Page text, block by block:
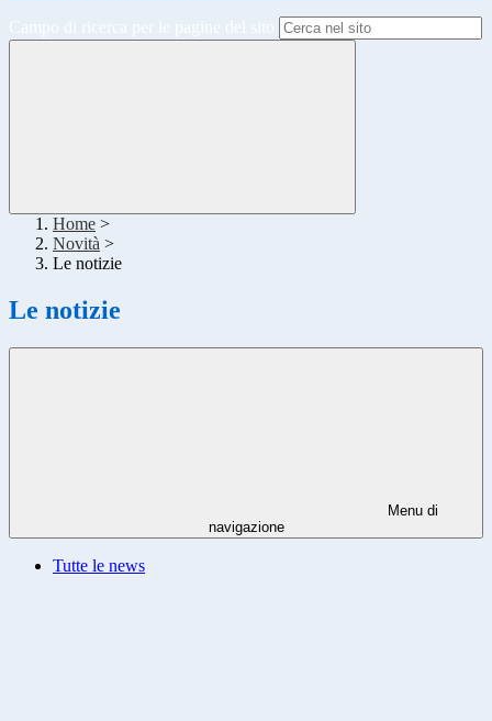
Home >
Novità >
Le notizie
Le notizie
Menu di
navigazione
Tutte le news